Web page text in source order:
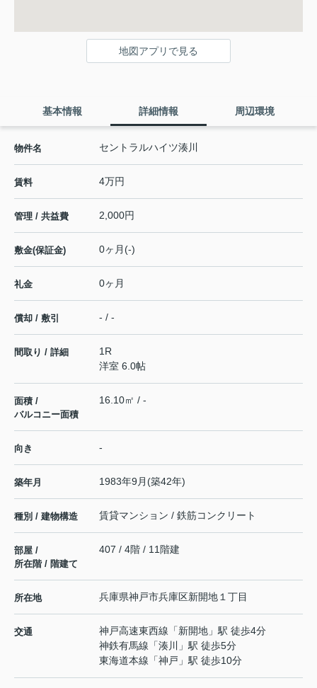
地図アプリで見る
基本情報 詳細情報 周辺環境
物件名 セントラルハイツ湊川
賃料 4万円
管理 / 共益費 2,000円
敷金(保証金) 0ヶ月(-)
礼金 0ヶ月
償却 / 敷引 - / -
間取り / 詳細
1R
洋室 6.0帖
面積 /
バルコニー面積
16.10㎡ / -
向き -
築年月 1983年9月(築42年)
種別 / 建物構造 賃貸マンション / 鉄筋コンクリート
部屋 /
所在階 / 階建て
407 / 4階 / 11階建
所在地 兵庫県神戸市兵庫区新開地 １丁目
交通 神戸高速東西線 「新開地 」駅 徒歩4分
神鉄有馬線 「湊川
」駅 徒歩5分
東海道本線 「神戸 」駅 徒歩10分